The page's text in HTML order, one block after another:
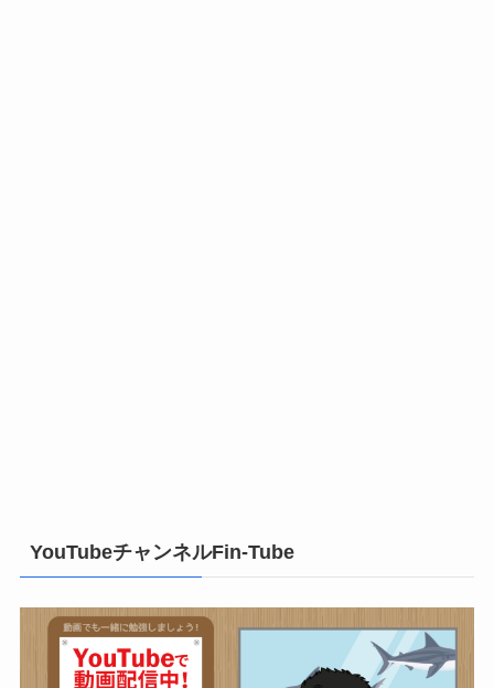
YouTubeチャンネルFin-Tube